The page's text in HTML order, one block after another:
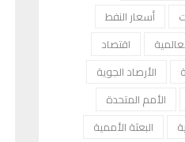
أسعار النفط
اقتصاد
الأرصاد الجوية
الأمم المتحدة
البعثة الأممية